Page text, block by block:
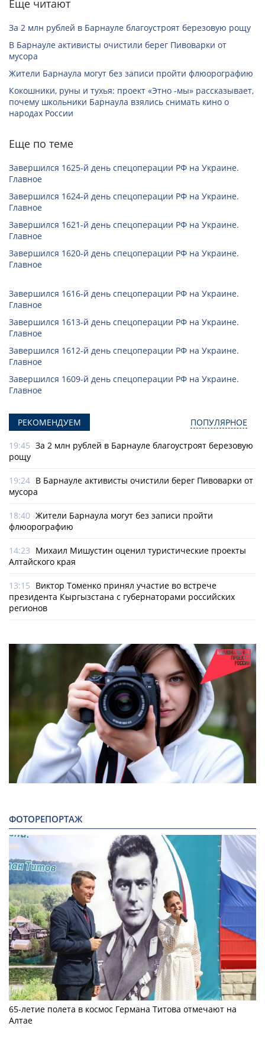
Еще читают
За 2 млн рублей в Барнауле благоустроят березовую рощу
В Барнауле активисты очистили берег Пивоварки от
мусора
Жители Барнаула могут без записи пройти флюорографию
Кокошники, руны и тухья: проект «Этно -мы» рассказывает,
почему школьники Барнаула взялись снимать кино о
народах России
Еще по теме
Завершился 1625-й день спецоперации РФ на Украине.
Главное
Завершился 1624-й день спецоперации РФ на Украине.
Главное
Завершился 1621-й день спецоперации РФ на Украине.
Главное
Завершился 1620-й день спецоперации РФ на Украине.
Главное
Завершился 1616-й день спецоперации РФ на Украине.
Главное
Завершился 1613-й день спецоперации РФ на Украине.
Главное
Завершился 1612-й день спецоперации РФ на Украине.
Главное
Завершился 1609-й день спецоперации РФ на Украине.
Главное
РЕКОМЕНДУЕМ ПОПУЛЯРНОЕ
19:45 За 2 млн рублей в Барнауле благоустроят березовую
рощу
19:24 В Барнауле активисты очистили берег Пивоварки от
мусора
18:40 Жители Барнаула могут без записи пройти
флюорографию
14:23 Михаил Мишустин оценил туристические проекты
Алтайского края
13:15 Виктор Томенко принял участие во встрече
президента Кыргызстана с губернаторами российских
регионов
ФОТОРЕПОРТАЖ
65-летие полета в космос Германа Титова отмечают на
Алтае